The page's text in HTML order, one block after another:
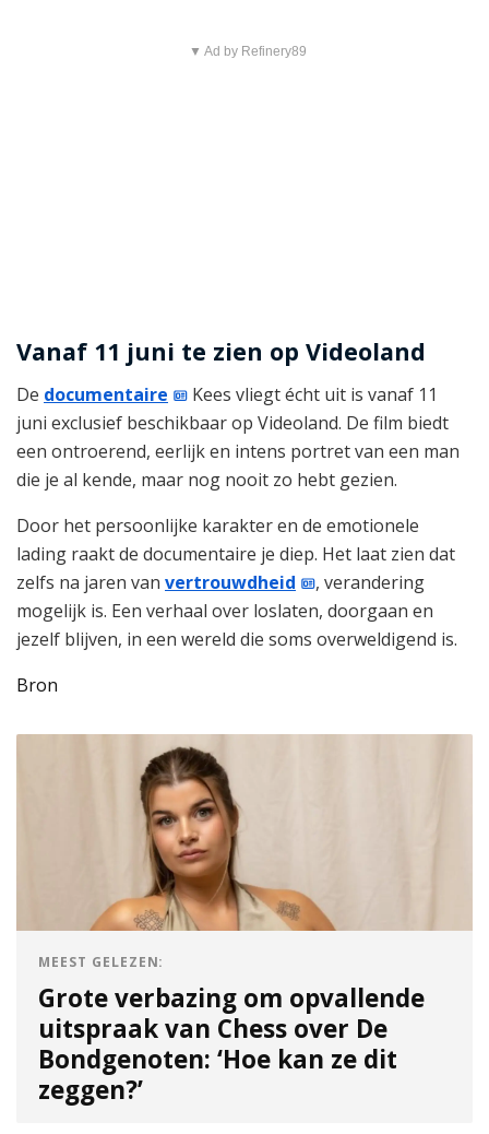
▼ Ad by Refinery89
Vanaf 11 juni te zien op Videoland
De documentaire
Kees vliegt écht uit is vanaf 11
juni exclusief beschikbaar op Videoland. De film biedt
een ontroerend, eerlijk en intens portret van een man
die je al kende, maar nog nooit zo hebt gezien.
Door het persoonlijke karakter en de emotionele
lading raakt de documentaire je diep. Het laat zien dat
zelfs na jaren van vertrouwdheid
, verandering
mogelijk is. Een verhaal over loslaten, doorgaan en
jezelf blijven, in een wereld die soms overweldigend is.
Bron
MEEST GELEZEN:
Grote verbazing om opvallende
uitspraak van Chess over De
Bondgenoten: ‘Hoe kan ze dit
zeggen?’